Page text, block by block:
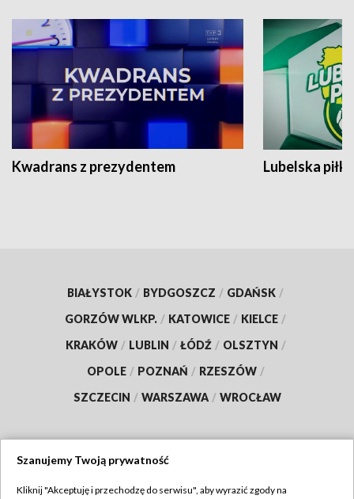
Kwadrans z prezydentem Lubelska piłka
BIAŁYSTOK / BYDGOSZCZ / GDAŃSK /
GORZÓW WLKP. / KATOWICE / KIELCE /
KRAKÓW / LUBLIN / ŁÓDŹ / OLSZTYN /
OPOLE / POZNAŃ / RZESZÓW /
SZCZECIN / WARSZAWA / WROCŁAW
Szanujemy Twoją prywatność
Kliknij "Akceptuję i przechodzę do serwisu", aby wyrazić zgody na